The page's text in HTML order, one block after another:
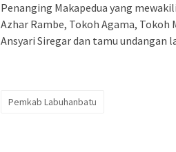
Penanging Makapedua yang
Azhar Rambe, Tokoh Agama, Tokoh
Ansyari Siregar dan tamu undangan
Pemkab Labuhanbatu